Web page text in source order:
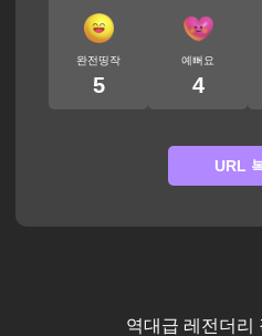
완전띵작
5
예뻐요
4
URL
역대급 레전더리